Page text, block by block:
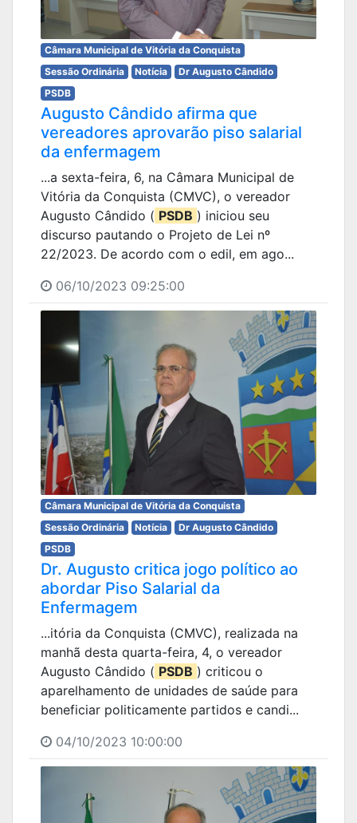
Câmara Municipal de Vitória da Conquista
Sessão Ordinária
Notícia
Dr Augusto Cândido
PSDB
Augusto Cândido afirma que
vereadores aprovarão piso salarial
da enfermagem
...a sexta-feira, 6, na Câmara Municipal de
Vitória da Conquista (CMVC), o vereador
Augusto Cândido ( PSDB ) iniciou seu
discurso pautando o Projeto de Lei nº
22/2023. De acordo com o edil, em ago...
06/10/2023 09:25:00
Câmara Municipal de Vitória da Conquista
Sessão Ordinária
Notícia
Dr Augusto Cândido
PSDB
Dr. Augusto critica jogo político ao
abordar Piso Salarial da
Enfermagem
...itória da Conquista (CMVC), realizada na
manhã desta quarta-feira, 4, o vereador
Augusto Cândido ( PSDB ) criticou o
aparelhamento de unidades de saúde para
beneficiar politicamente partidos e candi...
04/10/2023 10:00:00